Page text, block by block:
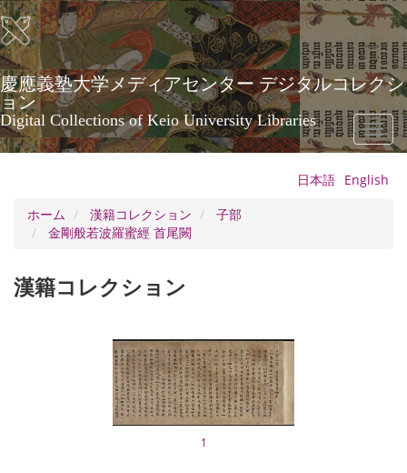
メ
イ
ン
コ
ン
テ
ン
ツ
に
慶應義塾大学メディアセンター デジタルコレクシ
ョン
Digital Collections of Keio University Libraries
Toggle
日本語 English
ホーム
漢籍コレクション
子部
金剛般若波羅蜜經 首尾闕
漢籍コレクション
1